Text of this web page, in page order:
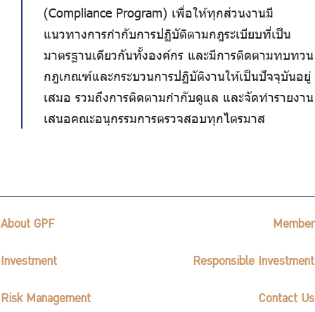
(Compliance Program) เพื่อให้ทุกส่วนงานมี
แนวทางการกำกับการปฏิบัติตามกฎระเบียบที่เป็น
มาตรฐานเดียวกันทั้งองค์กร และมีการติดตามทบทวน
กฎเกณฑ์และกระบวนการปฏิบัติงานให้เป็นปัจจุบันอยู่
เสมอ รวมถึงการติดตามกำกับดูแล และจัดทำรายงาน
เสนอคณะอนุกรรมการตรวจสอบทุกไตรมาส
About GPF Member
Investment Responsible Investment
Risk Management Contact Us